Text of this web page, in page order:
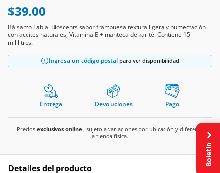
$39.00
Bálsamo Labial Bioscents sabor frambuesa textura ligera y humectación
con aceites naturales, Vitamina E + manteca de karité. Contiene 15
mililitros.
Ingresa un código postal para ver disponibilidad
Entrega Devoluciones Pago
Precios exclusivos online , sujeto a variaciones por ubicación y diferente
a tienda física.
Detalles del producto
Boletín